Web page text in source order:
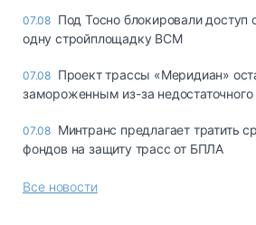
07.08 Под Тосно блокировали доступ
одну стройплощадку ВСМ
07.08 Проект трассы «Меридиан»
замороженным из-за недостаточного
07.08 Минтранс предлагает тратить
фондов на защиту трасс от БПЛА
Все новости